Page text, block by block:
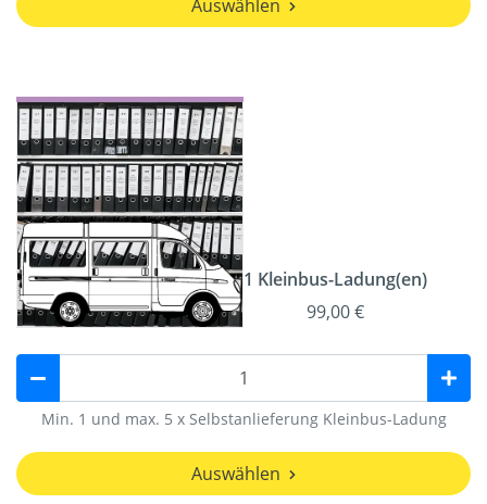
Auswählen
1 Kleinbus-Ladung(en)
99,00 €
Min. 1 und max. 5 x Selbstanlieferung Kleinbus-Ladung
Auswählen